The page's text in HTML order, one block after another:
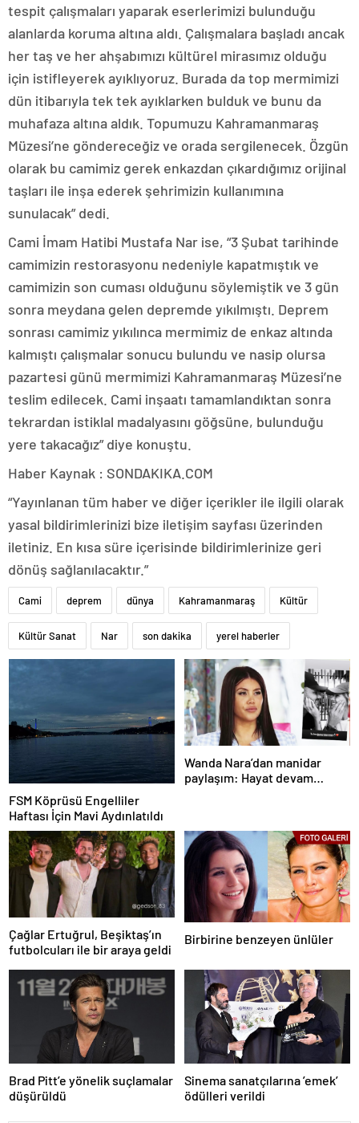
tespit çalışmaları yaparak eserlerimizi bulunduğu
alanlarda koruma altına aldı. Çalışmalara başladı ancak
her taş ve her ahşabımızı kültürel mirasımız olduğu
için istifleyerek ayıklıyoruz. Burada da top mermimizi
dün itibarıyla tek tek ayıklarken bulduk ve bunu da
muhafaza altına aldık. Topumuzu Kahramanmaraş
Müzesi’ne göndereceğiz ve orada sergilenecek. Özgün
olarak bu camimiz gerek enkazdan çıkardığımız orijinal
taşları ile inşa ederek şehrimizin kullanımına
sunulacak” dedi.
Cami İmam Hatibi Mustafa Nar ise, “3 Şubat tarihinde
camimizin restorasyonu nedeniyle kapatmıştık ve
camimizin son cuması olduğunu söylemiştik ve 3 gün
sonra meydana gelen depremde yıkılmıştı. Deprem
sonrası camimiz yıkılınca mermimiz de enkaz altında
kalmıştı çalışmalar sonucu bulundu ve nasip olursa
pazartesi günü mermimizi Kahramanmaraş Müzesi’ne
teslim edilecek. Cami inşaatı tamamlandıktan sonra
tekrardan istiklal madalyasını göğsüne, bulunduğu
yere takacağız” diye konuştu.
Haber Kaynak : SONDAKIKA.COM
“Yayınlanan tüm haber ve diğer içerikler ile ilgili olarak
yasal bildirimlerinizi bize iletişim sayfası üzerinden
iletiniz. En kısa süre içerisinde bildirimlerinize geri
dönüş sağlanılacaktır.”
Cami deprem dünya Kahramanmaraş Kültür
Kültür Sanat Nar son dakika yerel haberler
FSM Köprüsü Engelliler
Haftası İçin Mavi Aydınlatıldı
Wanda Nara’dan manidar
paylaşım: Hayat devam
Çağlar Ertuğrul, Beşiktaş’ın
futbolcuları ile bir araya geldi
Birbirine benzeyen ünlüler
Brad Pitt’e yönelik suçlamalar
düşürüldü
Sinema sanatçılarına ’emek’
ödülleri verildi